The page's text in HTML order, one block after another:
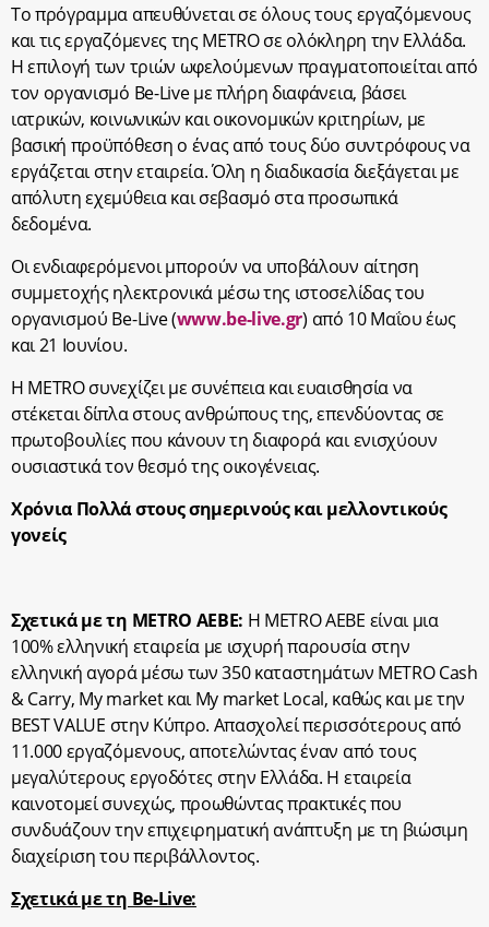
Το πρόγραμμα απευθύνεται σε όλους τους εργαζόμενους
και τις εργαζόμενες της METRO σε ολόκληρη την Ελλάδα.
Η επιλογή των τριών ωφελούμενων πραγματοποιείται από
τον οργανισμό Be-Live με πλήρη διαφάνεια, βάσει
ιατρικών, κοινωνικών και οικονομικών κριτηρίων, με
βασική προϋπόθεση ο ένας από τους δύο συντρόφους να
εργάζεται στην εταιρεία. Όλη η διαδικασία διεξάγεται με
απόλυτη εχεμύθεια και σεβασμό στα προσωπικά
δεδομένα.
Οι ενδιαφερόμενοι μπορούν να υποβάλουν αίτηση
συμμετοχής ηλεκτρονικά μέσω της ιστοσελίδας του
οργανισμού Be-Live (www.be-live.gr) από 10 Μαΐου έως
και 21 Ιουνίου.
Η METRO συνεχίζει με συνέπεια και ευαισθησία να
στέκεται δίπλα στους ανθρώπους της, επενδύοντας σε
πρωτοβουλίες που κάνουν τη διαφορά και ενισχύουν
ουσιαστικά τον θεσμό της οικογένειας.
Χρόνια Πολλά στους σημερινούς και μελλοντικούς
γονείς
Σχετικά με τη METRO ΑΕΒΕ: H METRO ΑΕΒΕ είναι μια
100% ελληνική εταιρεία με ισχυρή παρουσία στην
ελληνική αγορά μέσω των 350 καταστημάτων METRO Cash
& Carry, My market καιMy marketLocal, καθώς και με την
BESTVALUE στην Κύπρο. Απασχολεί περισσότερους από
11.000 εργαζόμενους, αποτελώντας έναν από τους
μεγαλύτερους εργοδότες στην Ελλάδα. Η εταιρεία
καινοτομεί συνεχώς, προωθώντας πρακτικές που
συνδυάζουν την επιχειρηματική ανάπτυξη με τη βιώσιμη
διαχείριση του περιβάλλοντος.
Σχετικά με τη Be-Live: